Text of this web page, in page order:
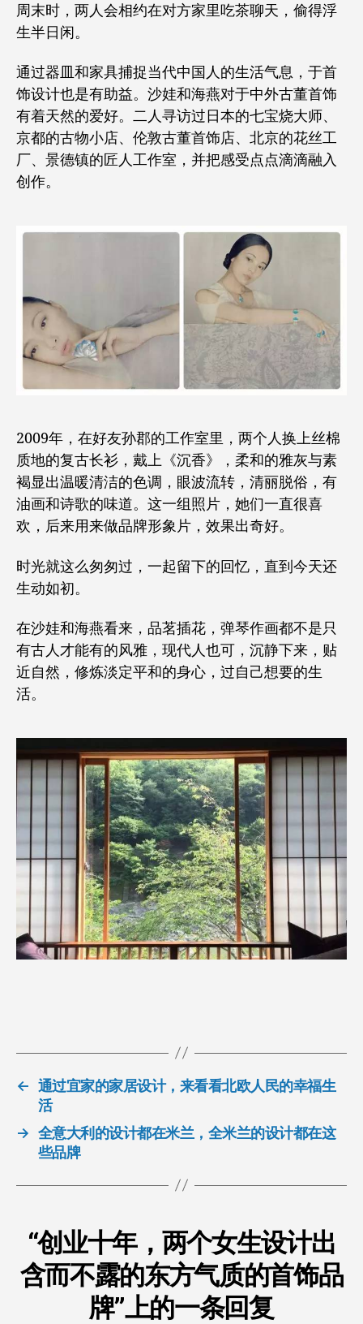
周末时，两人会相约在对方家里吃茶聊天，偷得浮
生半日闲。
通过器皿和家具捕捉当代中国人的生活气息，于首
饰设计也是有助益。沙娃和海燕对于中外古董首饰
有着天然的爱好。二人寻访过日本的七宝烧大师、
京都的古物小店、伦敦古董首饰店、北京的花丝工
厂、景德镇的匠人工作室，并把感受点点滴滴融入
创作。
2009年，在好友孙郡的工作室里，两个人换上丝棉
质地的复古长衫，戴上《沉香》，柔和的雅灰与素
褐显出温暖清洁的色调，眼波流转，清丽脱俗，有
油画和诗歌的味道。这一组照片，她们一直很喜
欢，后来用来做品牌形象片，效果出奇好。
时光就这么匆匆过，一起留下的回忆，直到今天还
生动如初。
在沙娃和海燕看来，品茗插花，弹琴作画都不是只
有古人才能有的风雅，现代人也可，沉静下来，贴
近自然，修炼淡定平和的身心，过自己想要的生
活。
← 通过宜家的家居设计，来看看北欧人民的幸福生
活
→ 全意大利的设计都在米兰，全米兰的设计都在这
些品牌
“创业十年，两个女生设计出
含而不露的东方气质的首饰品
牌”上的一条回复